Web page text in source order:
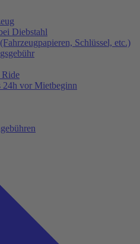
Diebstahl
Schlüssel, etc.)
24h vor Mietbeginn